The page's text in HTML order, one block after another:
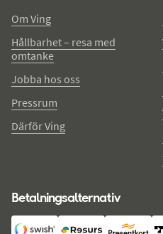
Om Ving
Hållbarhet – resa med
omtanke
Jobba hos oss
Pressrum
Därför Ving
Betalningsalternativ